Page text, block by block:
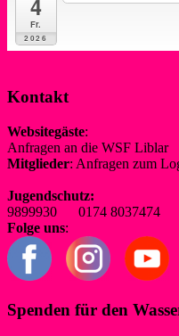
4
Fr.
2026
Kontakt
Websitegäste:
Anfragen an die WSF Liblar
Mitglieder: Anfragen zum
Jugendschutz:
9899930 0174 8037474
Folge uns:
Spenden für den